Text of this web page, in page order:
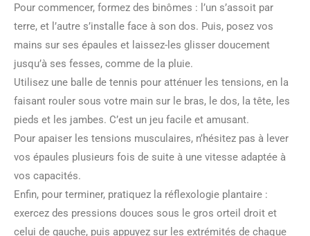
Pour commencer, formez des binômes : l’un s’assoit par
terre, et l’autre s’installe face à son dos. Puis, posez vos
mains sur ses épaules et laissez-les glisser doucement
jusqu’à ses fesses, comme de la pluie.
Utilisez une balle de tennis pour atténuer les tensions, en la
faisant rouler sous votre main sur le bras, le dos, la tête, les
pieds et les jambes. C’est un jeu facile et amusant.
Pour apaiser les tensions musculaires, n’hésitez pas à lever
vos épaules plusieurs fois de suite à une vitesse adaptée à
vos capacités.
Enfin, pour terminer, pratiquez la réflexologie plantaire :
exercez des pressions douces sous le gros orteil droit et
celui de gauche, puis appuyez sur les extrémités de chaque